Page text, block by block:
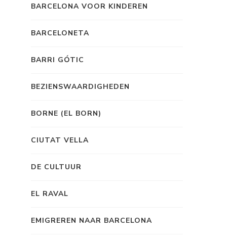
BARCELONA VOOR KINDEREN
BARCELONETA
BARRI GÓTIC
BEZIENSWAARDIGHEDEN
BORNE (EL BORN)
CIUTAT VELLA
DE CULTUUR
EL RAVAL
EMIGREREN NAAR BARCELONA